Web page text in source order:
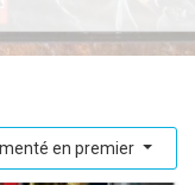
en premier